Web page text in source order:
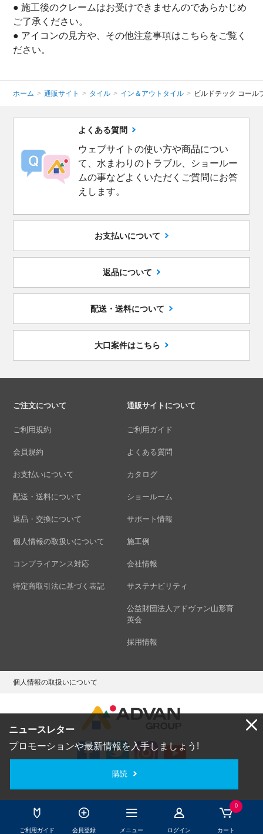
ご利用ガイド 会員登録 メニュー ログイン
0
カート
ニュースレター
プロモーションや最新情報を入手しましょう!
購読
● 施工後のクレームはお受けできませんのであらかじめ
ご了承ください。
● アイコンの見方や、その他注意事項はこちら をご覧く
ださい。
ホーム > 通販サイト > タイル > イン＆アウトタイル > ビルドテック コール
よくある質問
ウェブサイトの使い方や商品につい
て、水まわりのトラブル、ショールー
ムの事などよくいただくご質問にお答
えします。
お支払いについて
返品について
配送・送料について
大口案件はこちら
ご注文について
ご利用規約
会員規約
お支払いについて
配送・送料について
返品・交換について
個人情報の取扱いについて
コンプライアンス対応
特定商取引法に基づく表記
通販サイトについて
ご利用ガイド
よくある質問
カタログ
ショールーム
サポート情報
施工例
会社情報
サステナビリティ
公益財団法人アドヴァン山形育
英会
採用情報
個人情報の取扱いについて